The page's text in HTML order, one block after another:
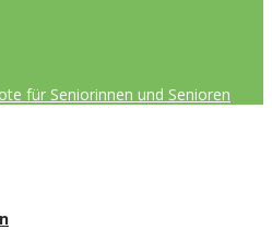
für Seniorinnen und Senioren